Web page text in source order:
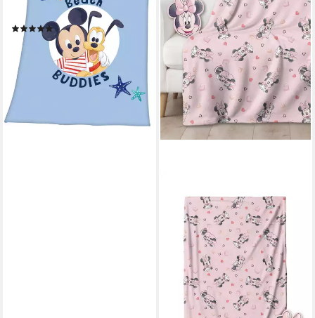
Motiv, Kuscheldecke
(2)
18,49 €
lieferbar - in 3-4 Werktagen bei dir